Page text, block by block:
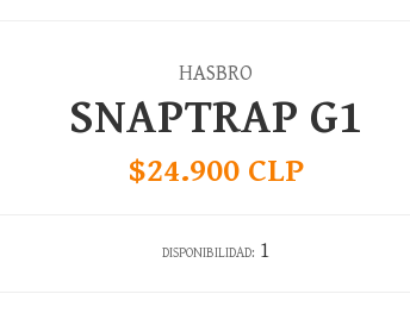
HASBRO
SNAPTRAP G1
$24.900 CLP
DISPONIBILIDAD: 1